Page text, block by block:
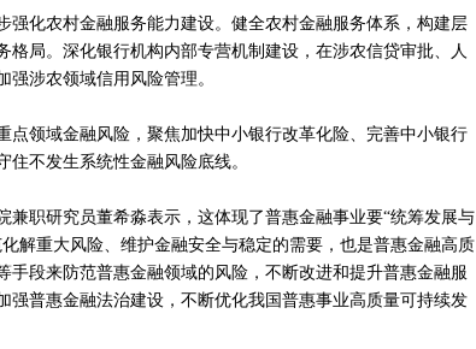
强化农村金融服务能力建设。健全农村金融服务体系，构建层
格局。深化银行机构内部专营机制建设，在涉农信贷审批、人
涉农领域信用风险管理。
点领域金融风险，聚焦加快中小银行改革化险、完善中小银行
不发生系统性金融风险底线。
兼职研究员董希淼表示，这体现了普惠金融事业要“统筹发展与
解重大风险、维护金融安全与稳定的需要，也是普惠金融高质
手段来防范普惠金融领域的风险，不断改进和提升普惠金融服
强普惠金融法治建设，不断优化我国普惠事业高质量可持续发